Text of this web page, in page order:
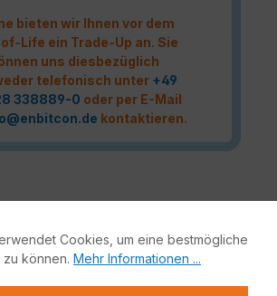
bieten wir Ihnen vor dem
Life ein Trade-Up an. Sie
uns diesbezüglich
telefonisch unter +49
338889-0 oder per E-Mail
kontaktieren.
für Ihre IT-Infrastruktur.
Bundles sind neben der Fortinet
auch FortiCare und FortiGuard.
Cookies, um eine bestmögliche
können. Mehr Informationen ...